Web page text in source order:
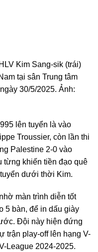
Kim Sang-sik (trái)
tại sân Trung tâm
30/5/2025. Ảnh:
lên tuyển là vào
Troussier, còn lần thi
Palestine 2-0 vào
từng khiến tiền đạo quê
dưới thời Kim.
màn trình diễn tốt
5 bàn, để in dấu giày
Đội này hiện đứng
trận play-off lên hạng V-
League 2024-2025.